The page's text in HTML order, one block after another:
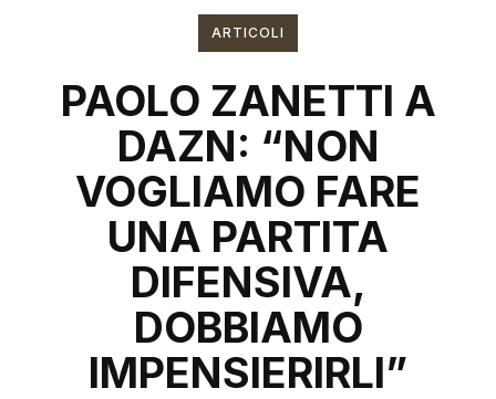
ARTICOLI
PAOLO ZANETTI A
DAZN: “NON
VOGLIAMO FARE
UNA PARTITA
DIFENSIVA,
DOBBIAMO
IMPENSIERIRLI”